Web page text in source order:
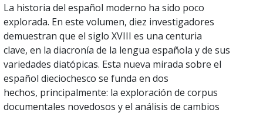
La historia del español moderno ha sido poco
explorada. En este volumen, diez investigadores
demuestran que el siglo XVIII es una centuria
clave, en la diacronía de la lengua española y de sus
variedades diatópicas. Esta nueva mirada sobre el
español dieciochesco se funda en dos
hechos, principalmente: la exploración de corpus
documentales novedosos y el análisis de cambios